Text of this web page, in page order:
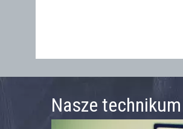
Nasze technikum